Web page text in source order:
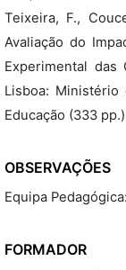
Teixeira, F.,
Avaliação do
Experimental das
Lisboa: Ministério
Educação (333 pp.)
OBSERVAÇÕES
Equipa
FORMADOR